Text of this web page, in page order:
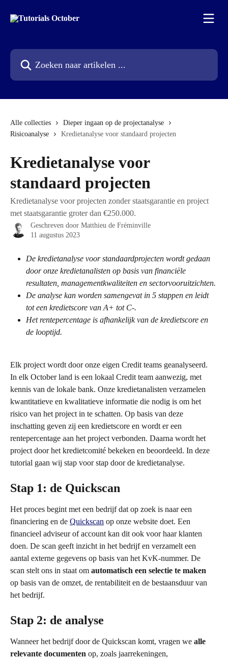
Zoeken naar artikelen ...
Alle collecties
Dieper ingaan op de projectanalyse
Risicoanalyse
Kredietanalyse voor standaard projecten
Kredietanalyse voor
standaard projecten
Kredietanalyse voor projecten zonder staatsgarantie en project
met staatsgarantie groter dan €250.000.
Geschreven door Matthieu de Fréminville
11 augustus 2023
De kredietanalyse voor standaardprojecten wordt gedaan
door onze kredietanalisten op basis van financiële
resultaten, managementkwaliteiten en sectorvooruitzichten.
De analyse kan worden samengevat in 5 stappen en leidt
tot een kredietscore van A+ tot C-.
Het rentepercentage is afhankelijk van de kredietscore en
de looptijd.
Elk project wordt door onze eigen Credit teams geanalyseerd.
In elk October land is een lokaal Credit team aanwezig, met
kennis van de lokale bank. Onze kredietanalisten verzamelen
kwantitatieve en kwalitatieve informatie die nodig is om het
risico van het project in te schatten. Op basis van deze
inschatting geven zij een kredietscore en wordt er een
rentepercentage aan het project verbonden. Daarna wordt het
project door het kredietcomité bekeken en beoordeeld. In deze
tutorial gaan wij stap voor stap door de kredietanalyse.
Stap 1: de Quickscan
Het proces begint met een bedrijf dat op zoek is naar een
financiering en de Quickscan op onze website doet. Een
financieel adviseur of account kan dit ook voor haar klanten
doen. De scan geeft inzicht in het bedrijf en verzamelt een
aantal externe gegevens op basis van het KvK-nummer. De
scan stelt ons in staat om automatisch een selectie te maken
op basis van de omzet, de rentabiliteit en de bestaansduur van
het bedrijf.
Stap 2: de analyse
Wanneer het bedrijf door de Quickscan komt, vragen we alle
relevante documenten op, zoals jaarrekeningen,